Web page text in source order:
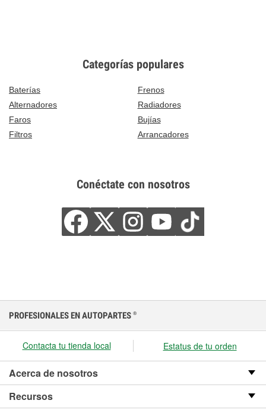
Categorías populares
Baterías
Frenos
Alternadores
Radiadores
Faros
Bujías
Filtros
Arrancadores
Conéctate con nosotros
PROFESIONALES EN AUTOPARTES ®
Contacta tu tienda local Estatus de tu orden
Acerca de nosotros
Recursos